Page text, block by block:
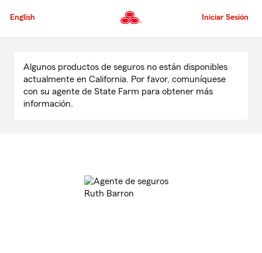
al
principal
English Iniciar Sesión
contenido
principal
Algunos productos de seguros no están disponibles
actualmente en California. Por favor, comuníquese
con su agente de State Farm para obtener más
información.